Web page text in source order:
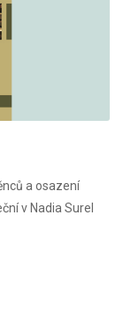
a osazení
v Nadia Surel